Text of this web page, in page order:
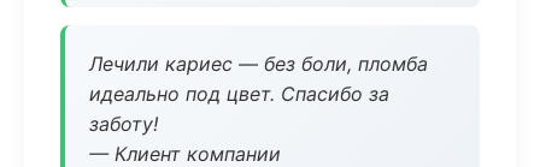
Лечили кариес — без боли, пломба
идеально под цвет. Спасибо за
заботу!
— Клиент компании